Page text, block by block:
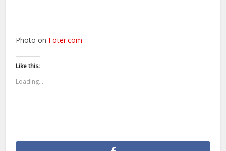
Photo on Foter.com
Like this:
Loading...